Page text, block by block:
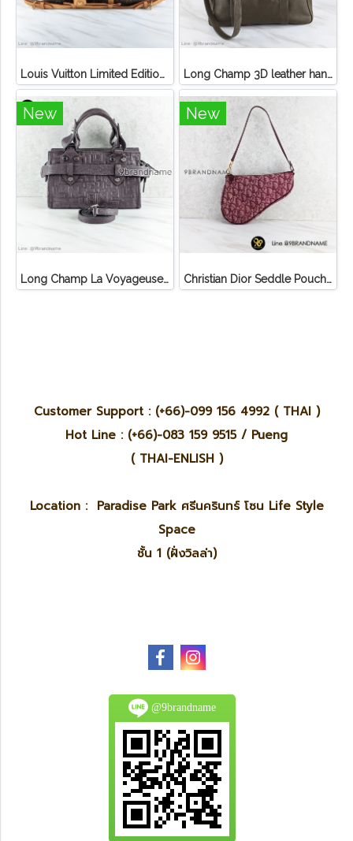
Louis Vuitton Limited Edition Monogram Canvas Sofia Coppola SC Bag Long Champ 3D leather handbag
New
Long Champ La Voyageuse Bag Leather
New
Christian Dior Seddle Pouch Accessory Hand Bag
Customer Support : (+66)-099 156 4992 ( THAI )
Hot Line : (+66)-083 159 9515 / Pueng
( THAI-ENLISH )
Location : Paradise Park ศรีนครินทร์ โซน Life Style
Space
ชั้น 1 (ฝั่งวิลล่า)
@9brandname